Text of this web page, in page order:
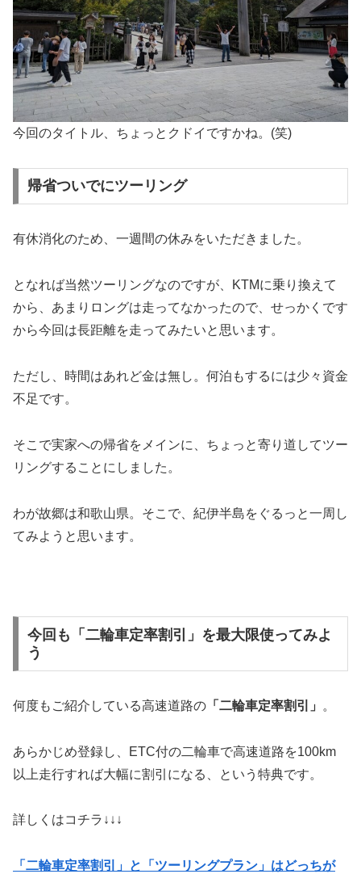
今回のタイトル、ちょっとクドイですかね。(笑)
帰省ついでにツーリング
有休消化のため、一週間の休みをいただきました。
となれば当然ツーリングなのですが、KTMに乗り換えて
から、あまりロングは走ってなかったので、せっかくです
から今回は長距離を走ってみたいと思います。
ただし、時間はあれど金は無し。何泊もするには少々資金
不足です。
そこで実家への帰省をメインに、ちょっと寄り道してツー
リングすることにしました。
わが故郷は和歌山県。そこで、紀伊半島をぐるっと一周し
てみようと思います。
今回も「二輪車定率割引」を最大限使ってみよ
う
何度もご紹介している高速道路の 「二輪車定率割引」 。
あらかじめ登録し、ETC付の二輪車で高速道路を100km
以上走行すれば大幅に割引になる、という特典です。
詳しくはコチラ↓↓↓
「二輪車定率割引」と「ツーリングプラン」はどっちが